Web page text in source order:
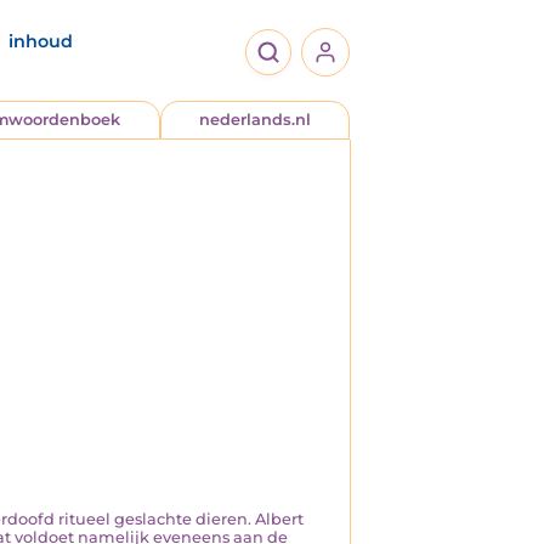
inhoud
nederlands.nl
ritueel geslachte dieren. Albert
voldoet namelijk eveneens aan de